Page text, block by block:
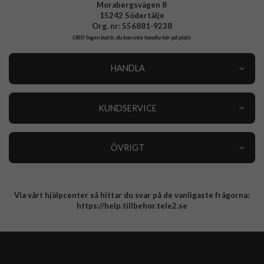
Morabergsvägen 8
15242 Södertälje
Org. nr: 556881-9238
OBS!Ingen butik, du kan inte handla här på plats
HANDLA
KUNDSERVICE
ÖVRIGT
Integritetspolicy
Via vårt hjälpcenter så hittar du svar på de vanligaste frågorna:
https://help.tillbehor.tele2.se